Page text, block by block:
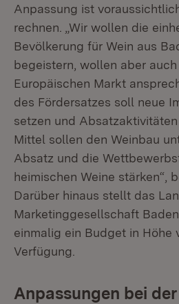
Anpassung ist
rechnen. „Wir wollen die
Bevölkerung für Wein aus
begeistern, wollen aber
Europäischen Markt
des Fördersatzes soll neue
setzen und
Mittel sollen den Weinbau
Absatz und die
heimischen Weine stärken“,
Darüber hinaus stellt das
Marketinggesellschaft
einmalig ein Budget in Höhe
Verfügung.
Anpassungen bei der